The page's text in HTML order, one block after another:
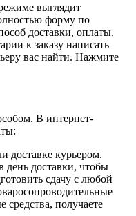
выглядит
форму по
доставки, оплаты,
к заказу написать
вас найти. Нажмите
В интернет-
доставке курьером.
день доставки, чтобы
сдачу с любой
получаете